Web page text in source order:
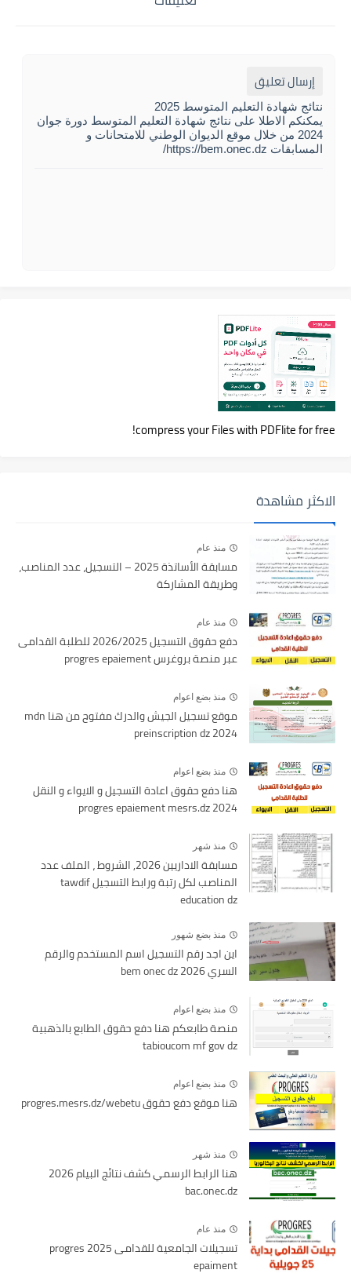
إرسال تعليق
نتائج شهادة التعليم المتوسط 2025
يمكنكم الاطلا على نتائج شهادة التعليم المتوسط دورة جوان
2024 من خلال موقع الديوان الوطني للامتحانات و
المسابقات https://bem.onec.dz/
compress your Files with PDFlite for free!
الاكثر مشاهدة
منذ عام
مسابقة الأساتذة 2025 – التسجيل، عدد المناصب،
وطريقة المشاركة
منذ عام
دفع حقوق التسجيل 2026/2025 للطلبة القدامى
عبر منصة بروغرس progres epaiement
منذ بضع اعوام
موقع تسجيل الجيش والدرك مفتوح من هنا mdn
preinscription dz 2024
منذ بضع اعوام
هنا دفع حقوق اعادة التسجيل و الايواء و النقل
2024 progres epaiement mesrs.dz
منذ شهر
مسابقة الاداريين 2026, الشروط ، الملف عدد
المناصب لكل رتبة ورابط التسجيل tawdif
education dz
منذ بضع شهور
اين اجد رقم التسجيل اسم المستخدم والرقم
السري bem onec dz 2026
منذ بضع اعوام
منصة طابعكم هنا دفع حقوق الطابع بالذهبية
tabioucom mf gov dz
منذ بضع اعوام
هنا موقع دفع حقوق progres.mesrs.dz/webetu
منذ شهر
هنا الرابط الرسمي كشف نتائج البيام 2026
bac.onec.dz
منذ عام
تسجيلات الجامعية للقدامى 2025 progres
epaiment